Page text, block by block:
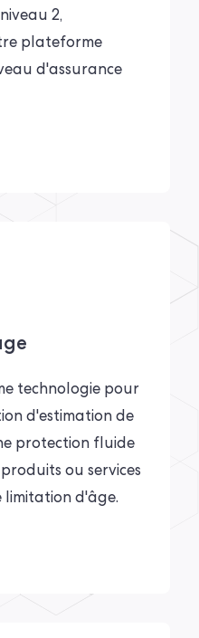
2,
plateforme
d'assurance
technologie pour
d'estimation de
protection fluide
ou services
limitation d'âge.